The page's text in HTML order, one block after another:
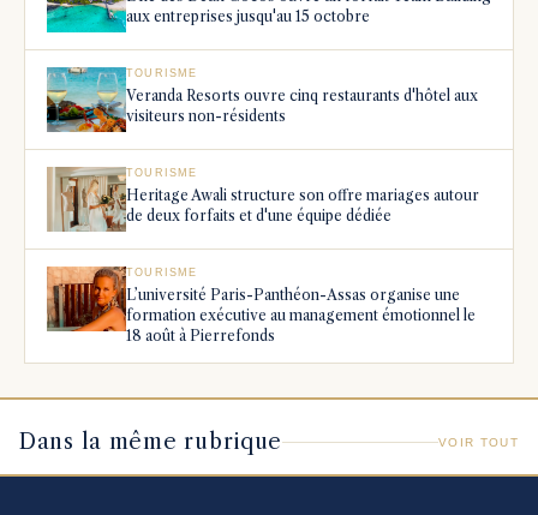
aux entreprises jusqu'au 15 octobre
TOURISME
Veranda Resorts ouvre cinq restaurants d'hôtel aux
visiteurs non-résidents
TOURISME
Heritage Awali structure son offre mariages autour
de deux forfaits et d'une équipe dédiée
TOURISME
L’université Paris-Panthéon-Assas organise une
formation exécutive au management émotionnel le
18 août à Pierrefonds
Dans la même rubrique VOIR TOUT